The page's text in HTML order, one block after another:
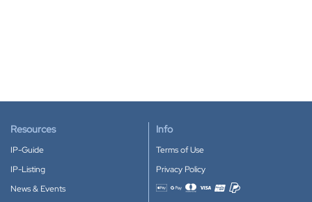
Resources
IP-Guide
IP-Listing
News & Events
Info
Terms of Use
Privacy Policy
Accepted payment methods